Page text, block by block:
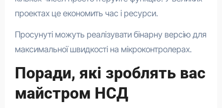
проектах це економить час і ресурси.
Просунуті можуть реалізувати бінарну версію для
максимальної швидкості на мікроконтролерах.
Поради, які зроблять вас
майстром НСД